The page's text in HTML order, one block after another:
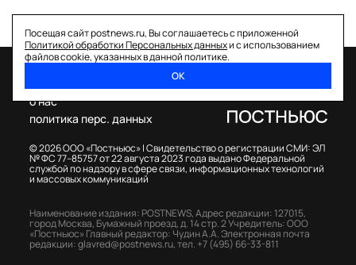
Посещая сайт postnews.ru, Вы соглашаетесь с приложенной
Политикой обработки Персональных данныхи с использованием
файлов cookie, указанных в данной политике.
ОК
© 2026 ООО «Постньюс» |Свидетельство о регистрации СМИ: ЭЛ
№ ФС 77–85757 от 22 августа 2023 года выдано Федеральной
службой по надзору в сфере связи, информационных технологий
и массовых коммуникаций
о нас
политика перс. данных
Наименование издания: POSTNEWS,Адрес редакции: 127015,
город Москва, Бумажный проезд, д. 14 стр. 2Учредитель: ООО
«Постньюс» Главный редактор: Чудин А.А.Электронная почта
редакции:glavred@postnews.ru,тел. +7 (495) 66-33-811